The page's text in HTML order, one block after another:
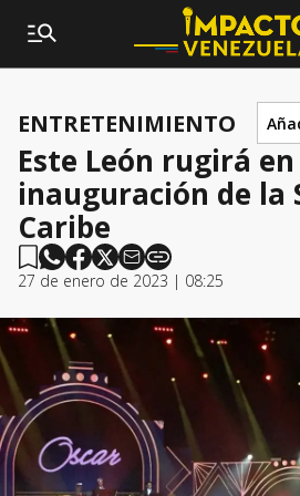
ENTRETENIMIENTO
Este León rugirá
inauguración de la
Caribe
27 de enero de 2023 | 08:25